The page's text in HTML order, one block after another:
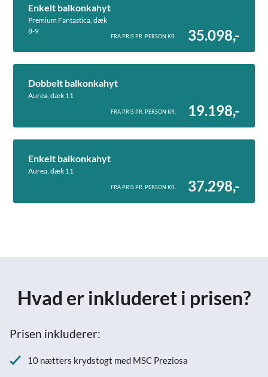
Enkelt balkonkahyt
Premium Fantastica, dæk
8-9
FRA PRIS PR. PERSON KR. 35.098,-
Dobbelt balkonkahyt
Aurea, dæk 11
FRA PRIS PR. PERSON KR. 19.198,-
Enkelt balkonkahyt
Aurea, dæk 11
FRA PRIS PR. PERSON KR. 37.298,-
Hvad er inkluderet i prisen?
Prisen inkluderer:
10 nætters krydstogt med MSC Preziosa